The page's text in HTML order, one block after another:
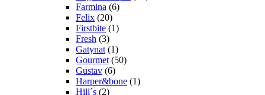
Farmina (6)
Felix (20)
Firstbite (1)
Fresh (3)
Gatynat (1)
Gourmet (50)
Gustav (6)
Harper&bone (1)
Hill´s (2)